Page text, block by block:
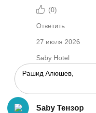
(0)
Ответить
27 июля 2026
Saby Hotel
Saby Тензор